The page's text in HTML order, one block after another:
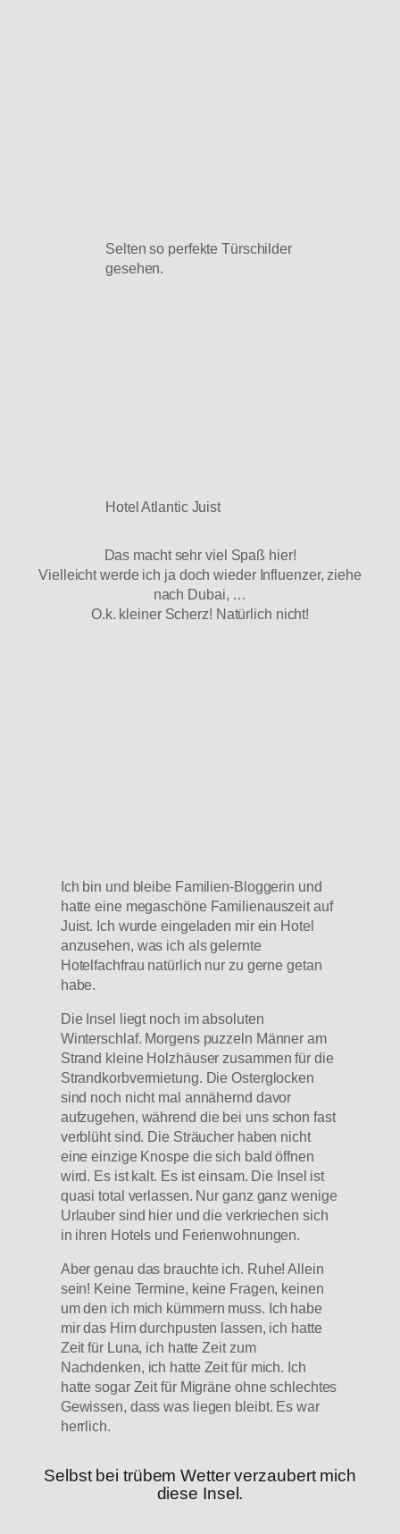
Selten so perfekte Türschilder
gesehen.
Hotel Atlantic Juist
Das macht sehr viel Spaß hier!
Vielleicht werde ich ja doch wieder Influenzer, ziehe
nach Dubai, …
O.k. kleiner Scherz! Natürlich nicht!
Ich bin und bleibe Familien-Bloggerin und
hatte eine megaschöne Familienauszeit auf
Juist. Ich wurde eingeladen mir ein Hotel
anzusehen, was ich als gelernte
Hotelfachfrau natürlich nur zu gerne getan
habe.
Die Insel liegt noch im absoluten
Winterschlaf. Morgens puzzeln Männer am
Strand kleine Holzhäuser zusammen für die
Strandkorbvermietung. Die Osterglocken
sind noch nicht mal annähernd davor
aufzugehen, während die bei uns schon fast
verblüht sind. Die Sträucher haben nicht
eine einzige Knospe die sich bald öffnen
wird. Es ist kalt. Es ist einsam. Die Insel ist
quasi total verlassen. Nur ganz ganz wenige
Urlauber sind hier und die verkriechen sich
in ihren Hotels und Ferienwohnungen.
Aber genau das brauchte ich. Ruhe! Allein
sein! Keine Termine, keine Fragen, keinen
um den ich mich kümmern muss. Ich habe
mir das Hirn durchpusten lassen, ich hatte
Zeit für Luna, ich hatte Zeit zum
Nachdenken, ich hatte Zeit für mich. Ich
hatte sogar Zeit für Migräne ohne schlechtes
Gewissen, dass was liegen bleibt. Es war
herrlich.
Selbst bei trübem Wetter verzaubert mich
diese Insel.